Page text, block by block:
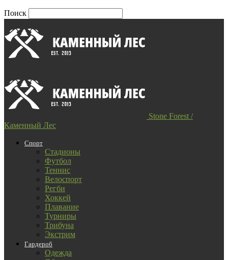
Поиск
Stone Forest /
Каменный Лес
Спорт
Стадионы
Футбол
Теннис
Велоспорт
Регби
Хоккей
Плавание
Турниры
Трибуна
Экстрим
Гардероб
Одежда